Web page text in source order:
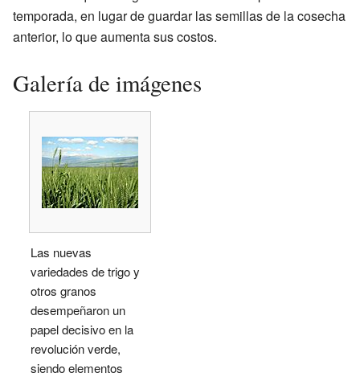
temporada, en lugar de guardar las semillas de la cosecha
anterior, lo que aumenta sus costos.
Galería de imágenes
Las nuevas
variedades de trigo y
otros granos
desempeñaron un
papel decisivo en la
revolución verde,
siendo elementos